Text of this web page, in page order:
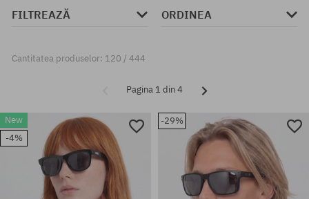
FILTREAZĂ ORDINEA
Cantitatea produselor: 120 / 444
Pagina 1 din 4
New
-4%
-29%